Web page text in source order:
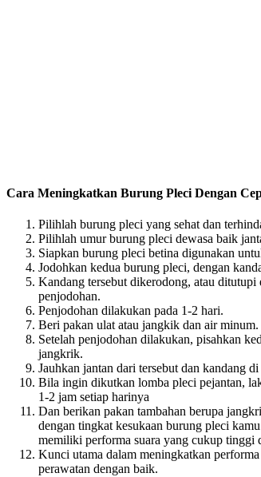
Cara Meningkatkan Burung Pleci Dengan
Pilihlah burung pleci yang sehat dan
Pilihlah umur burung pleci dewasa baik
Siapkan burung pleci betina digunakan
Jodohkan kedua burung pleci, dengan
Kandang tersebut dikerodong, atau
penjodohan.
Penjodohan dilakukan pada 1-2 hari.
Beri pakan ulat atau jangkik dan air minum.
Setelah penjodohan dilakukan, pisahkan
jangkrik.
Jauhkan jantan dari tersebut dan kandang
Bila ingin dikutkan lomba pleci pejantan,
1-2 jam setiap harinya
Dan berikan pakan tambahan berupa
dengan tingkat kesukaan burung pleci
memiliki performa suara yang cukup tinggi
Kunci utama dalam meningkatkan
perawatan dengan baik.